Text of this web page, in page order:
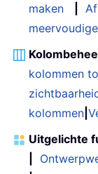
maken
kolommen
kolommen
Uitgelichte